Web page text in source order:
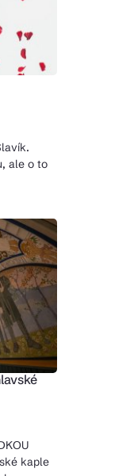
ale o to
kaple